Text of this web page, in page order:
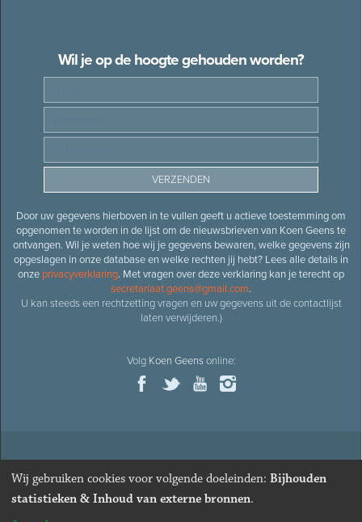
Wil je op de hoogte gehouden worden?
Door uw gegevens hierboven in te vullen geeft u actieve toestemming om
opgenomen te worden in de lijst om de nieuwsbrieven van Koen Geens te
ontvangen. Wil je weten hoe wij je gegevens bewaren, welke gegevens zijn
opgeslagen in onze database en welke rechten jij hebt? Lees alle details in
onze privacyverklaring. Met vragen over deze verklaring kan je terecht op
secretariaat.geens@gmail.com.
U kan steeds een rechtzetting vragen en uw gegevens uit de contactlijst
laten verwijderen.)
Volg Koen Geensonline:
© 2026Oud-minister en ere-volksvertegenwoordiger Koen
· Alle rechten voorbehouden · Cookies wijzigen
Webdesign&website ontwikkelingdoor Zenjoy in Leuven
Wij gebruiken cookies voor volgende doeleinden: Bijhouden
statistieken & Inhoud van externe bronnen.